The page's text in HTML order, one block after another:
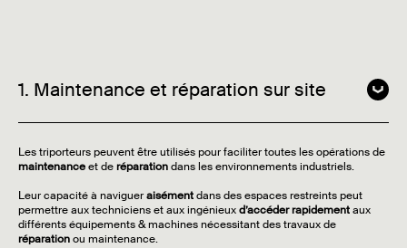
1. Maintenance et réparation sur site
Les triporteurs peuvent être utilisés pour faciliter toutes les opérations de
maintenanceet deréparationdans les environnements industriels.
Leur capacité à navigueraisémentdans des espaces restreints peut
permettre aux techniciens et aux ingénieuxd’accéder rapidementaux
différents équipements & machines nécessitant des travaux de
réparationou maintenance.